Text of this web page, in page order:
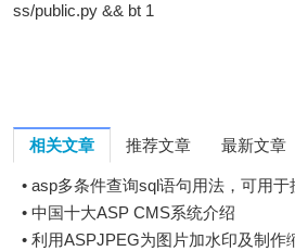
ss/public.py && bt 1
相关文章 推荐文章 最新文章
•asp多条件查询sql语句用法，可用
•中国十大ASP CMS系统介绍
•利用ASPJPEG为图片加水印及制作